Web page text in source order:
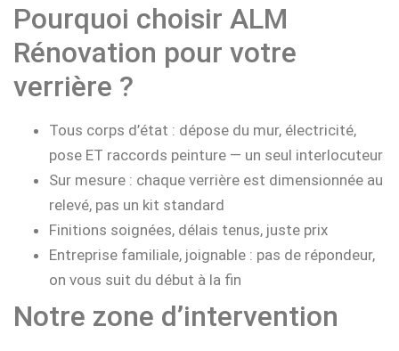
Pourquoi choisir ALM
Rénovation pour votre
verrière ?
Tous corps d’état : dépose du mur, électricité,
pose ET raccords peinture — un seul interlocuteur
Sur mesure : chaque verrière est dimensionnée au
relevé, pas un kit standard
Finitions soignées, délais tenus, juste prix
Entreprise familiale, joignable : pas de répondeur,
on vous suit du début à la fin
Notre zone d’intervention